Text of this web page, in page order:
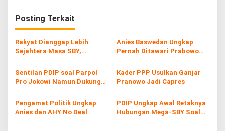
g
a
s
p
o
s
Posting Terkait
Rakyat Dianggap Lebih
Sejahtera Masa SBY,
Balik
Anies Baswedan Ungkap
Pernah Ditawari Prabowo
2019
Sentilan PDIP soal Parpol
Pro Jokowi Namun Dukung
Kader PPP Usulkan Ganjar
Pranowo Jadi Capres
Pengamat Politik Ungkap
Anies dan AHY No Deal
PDIP Ungkap Awal Retaknya
Hubungan Mega-SBY Soal